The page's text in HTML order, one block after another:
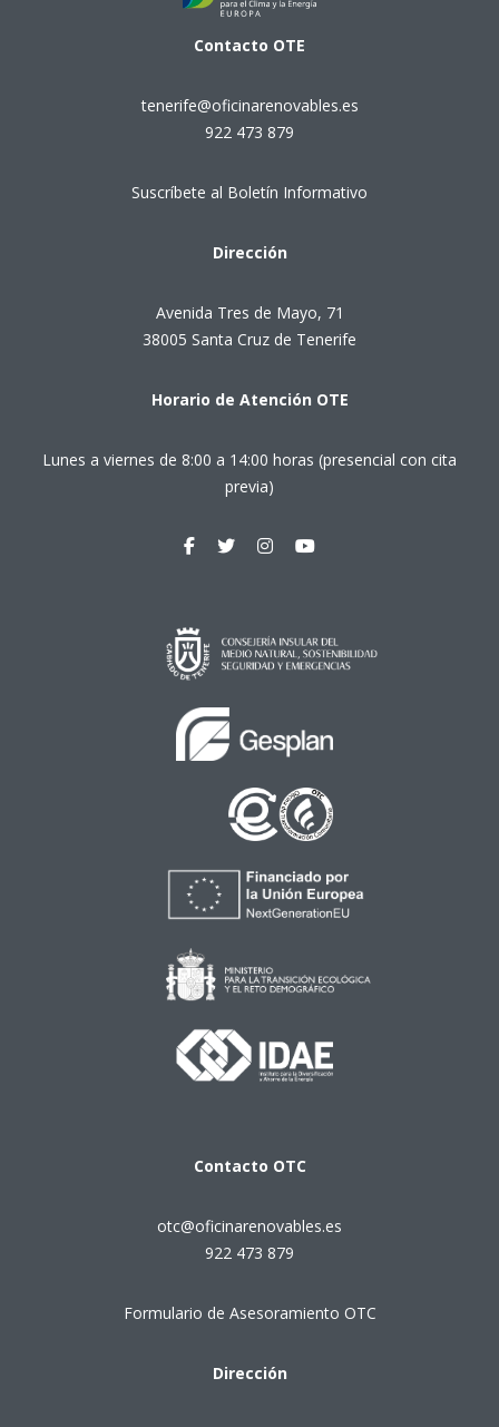
Contacto OTE
tenerife@oficinarenovables.es
922 473 879
Suscríbete al Boletín Informativo
Dirección
Avenida Tres de Mayo, 71
38005 Santa Cruz de Tenerife
Horario de Atención OTE
Lunes a viernes de 8:00 a 14:00 horas (presencial con cita
previa)
Contacto OTC
otc@oficinarenovables.es
922 473 879
Formulario de Asesoramiento OTC
Dirección